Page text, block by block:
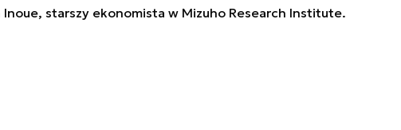
Inoue, starszy ekonomista w Mizuho Research Institute.